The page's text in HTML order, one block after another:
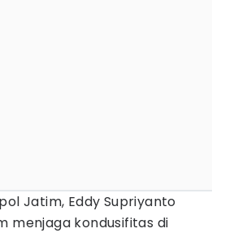
Jatim, Eddy Supriyanto
menjaga kondusifitas di